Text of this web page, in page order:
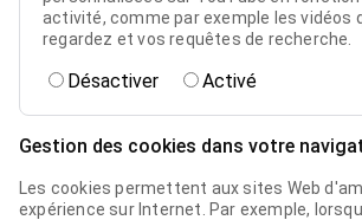
activité, comme par exemple les vidéos
regardez et vos requêtes de recherche.
Désactiver Activé
Gestion des cookies dans votre
Les cookies permettent aux sites Web
expérience sur Internet. Par exemple,